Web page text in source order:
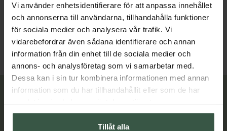
Vi använder enhetsidentifierare för att anpassa innehållet
och annonserna till användarna, tillhandahålla funktioner
för sociala medier och analysera vår trafik. Vi
vidarebefordrar även sådana identifierare och annan
information från din enhet till de sociala medier och
annons- och analysföretag som vi samarbetar med.
Dessa kan i sin tur kombinera informationen med annan
information som du har tillhandahållit eller som de har
Tillåt alla
Great Essentials
398 kr 498 kr
LÄGG I VARUKORGEN
Great Essentials
498 kr 598 kr
LÄGG I VARUKORGEN
Lär dig mer